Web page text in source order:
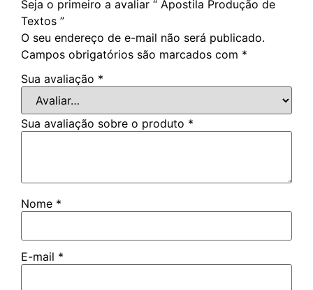
Seja o primeiro a avaliar “ Apostila Produção de
Textos ”
O seu endereço de e-mail não será publicado.
Campos obrigatórios são marcados com *
Sua avaliação *
Sua avaliação sobre o produto *
Nome *
E-mail *